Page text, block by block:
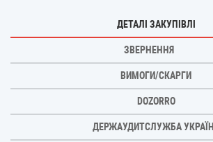
ДЕТАЛІ ЗАКУПІВЛІ
ЗВЕРНЕННЯ
ВИМОГИ/СКАРГИ
DOZORRO
ДЕРЖАУДИТСЛУЖБА